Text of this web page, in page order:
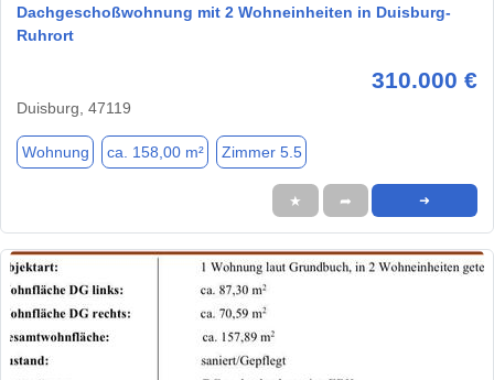
Dachgeschoßwohnung mit 2 Wohneinheiten in Duisburg-
Ruhrort
310.000 €
Duisburg, 47119
Wohnung ca. 158,00 m² Zimmer 5.5
★ ➦ ➜